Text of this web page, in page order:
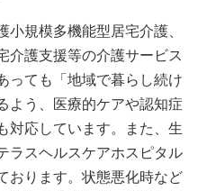
規模多機能型居宅介護、
介護支援等の介護サービス
っても「地域で暮らし続け
よう、医療的ケアや認知症
対応しています。また、生
ラスヘルスケアホスピタル
おります。状態悪化時など